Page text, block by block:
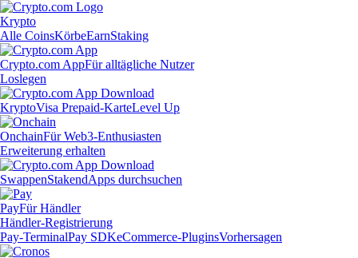
Krypto
Alle CoinsKörbeEarnStaking
Crypto.com AppFür alltägliche Nutzer
Loslegen
KryptoVisa Prepaid-KarteLevel Up
OnchainFür Web3-Enthusiasten
Erweiterung erhalten
SwappenStakendApps durchsuchen
PayFür Händler
Händler-Registrierung
Pay-TerminalPay SDKeCommerce-PluginsVorhersagen